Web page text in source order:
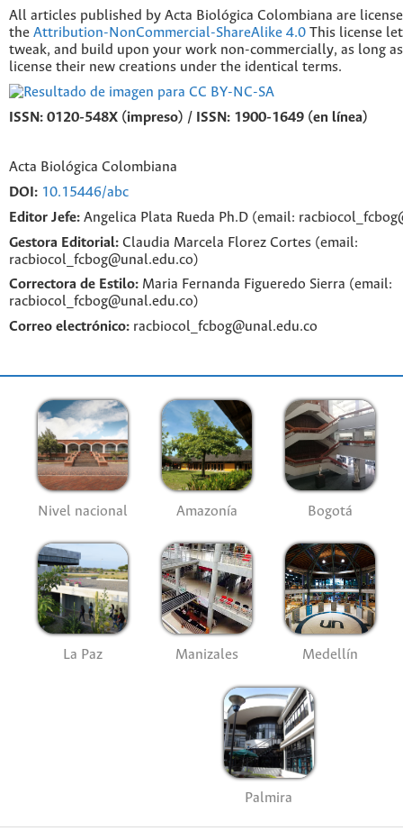
All articles published by Acta Biológica Colombiana are
the Attribution-NonCommercial-ShareAlike 4.0 This license
tweak, and build upon your work non-commercially, as long
license their new creations under the identical terms.
ISSN: 0120-548X (impreso) / ISSN: 1900-1649 (en línea)
Acta Biológica Colombiana
DOI: 10.15446/abc
Editor Jefe: Angelica Plata Rueda Ph.D (email:
Gestora Editorial: Claudia Marcela Florez Cortes (email:
racbiocol_fcbog@unal.edu.co)
Correctora de Estilo: Maria Fernanda Figueredo Sierra (email:
racbiocol_fcbog@unal.edu.co)
Correo electrónico: racbiocol_fcbog@unal.edu.co
Nivel nacional Amazonía Bogotá
La Paz Manizales Medellín
Palmira